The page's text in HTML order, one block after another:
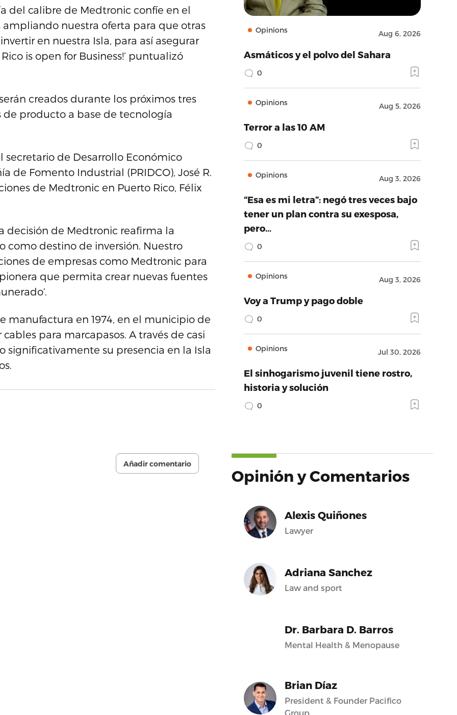
del calibre de Medtronic confíe en el
nuestra oferta para que otras
en nuestra Isla, para así asegurar
is open for Business!’ puntualizó
creados durante los próximos tres
producto a base de tecnología
de Desarrollo Económico
de Fomento Industrial (PRIDCO), José R.
de Medtronic en Puerto Rico, Félix
decisión de Medtronic reafirma la
como destino de inversión. Nuestro
de empresas como Medtronic para
que permita crear nuevas fuentes
en 1974, en el municipio de
para marcapasos. A través de casi
su presencia en la Isla
Añadir comentario
Opinions Aug 6, 2026
Asmáticos y el polvo del Sahara
0
Opinions Aug 5, 2026
Terror a las 10 AM
0
Opinions Aug 3, 2026
“Esa es mi letra”: negó tres veces bajo
tener un plan contra su exesposa,
pero…
0
Opinions Aug 3, 2026
Voy a Trump y pago doble
0
Opinions Jul 30, 2026
El sinhogarismo juvenil tiene rostro,
historia y solución
0
Opinión y Comentarios
Alexis Quiñones
Lawyer
Adriana Sanchez
Law and sport
Dr. Barbara D. Barros
Mental Health & Menopause
Brian Díaz
President & Founder Pacifico
Group